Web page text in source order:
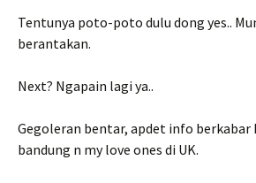
Tentunya poto-poto dulu dong yes..
berantakan.
Next? Ngapain lagi ya..
Gegoleran bentar, apdet info berkabar
bandung n my love ones di UK.